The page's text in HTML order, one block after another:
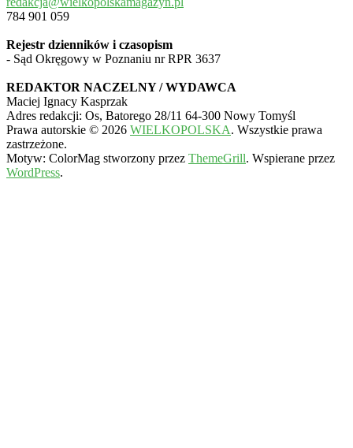
784 901 059
Rejestr dzienników i czasopism
- Sąd Okręgowy w Poznaniu nr RPR 3637
REDAKTOR NACZELNY / WYDAWCA
Maciej Ignacy Kasprzak
Adres redakcji: Os, Batorego 28/11 64-300 Nowy Tomyśl
Prawa autorskie © 2026 WIELKOPOLSKA. Wszystkie prawa
zastrzeżone.
Motyw: ColorMag stworzony przez ThemeGrill. Wspierane przez
WordPress.